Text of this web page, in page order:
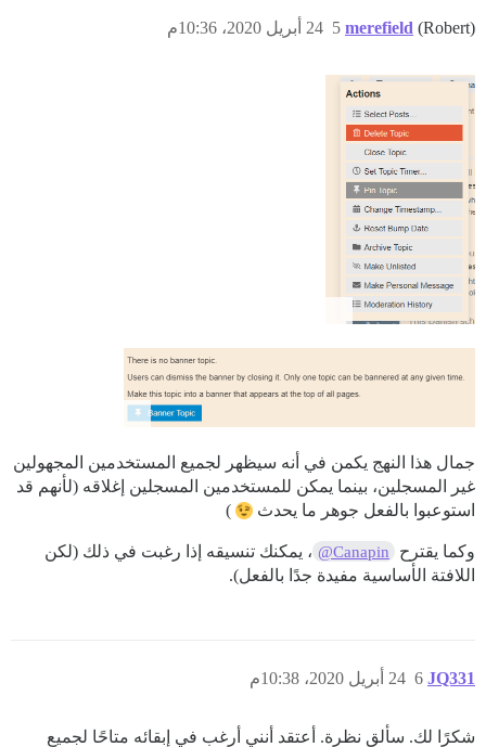
merefield (Robert) 24 أبريل 2020، 10:36م 5
جمال هذا النهج يكمن في أنه سيظهر لجميع المستخدمين المجهولين
غير المسجلين، بينما يمكن للمستخدمين المسجلين إغلاقه (لأنهم قد
استوعبوا بالفعل جوهر ما يحدث
)
وكما يقترح @Canapin ، يمكنك تنسيقه إذا رغبت في ذلك (لكن
اللافتة الأساسية مفيدة جدًا بالفعل).
JQ331 24 أبريل 2020، 10:38م 6
شكرًا لك. سألقِ نظرة. أعتقد أنني أرغب في إبقائه متاحًا لجميع